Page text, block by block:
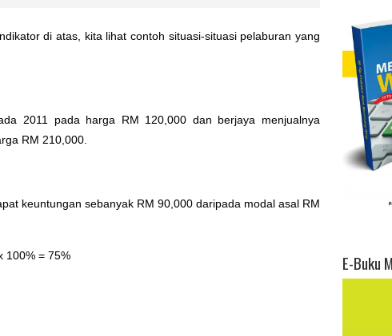
di atas, kita lihat contoh situasi-situasi pelaburan yang
2011 pada harga RM 120,000 dan berjaya menjualnya
RM 210,000.
keuntungan sebanyak RM 90,000 daripada modal asal RM
100% = 75% E-Buku